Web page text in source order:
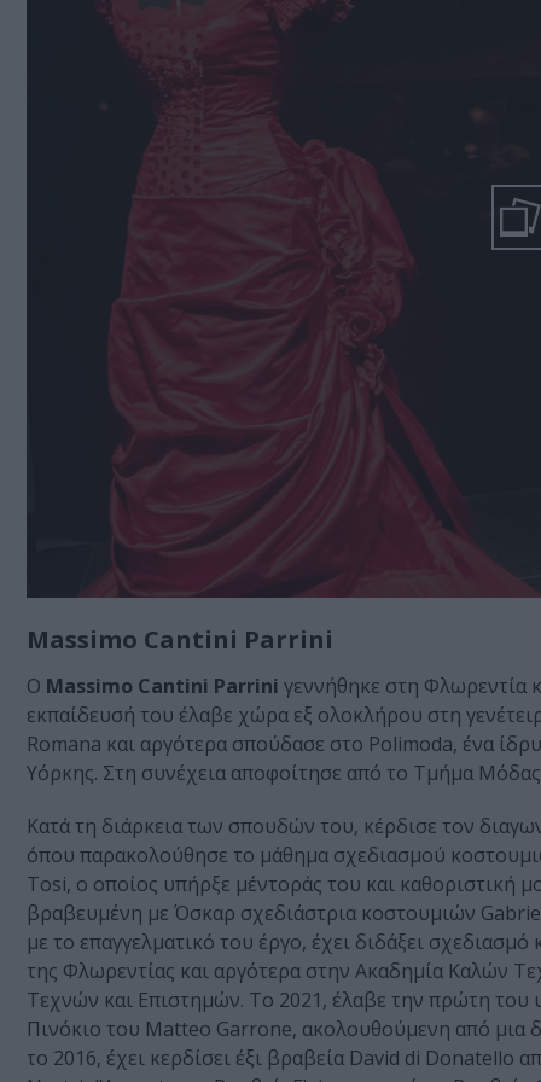
Massimo Cantini Parrini
Ο Massimo Cantini Parrini γεννήθηκε στη Φλωρεντία
εκπαίδευσή του έλαβε χώρα εξ ολοκλήρου στη
Romana και αργότερα σπούδασε στο Polimoda, ένα
Υόρκης. Στη συνέχεια αποφοίτησε από το Τμήμα
Κατά τη διάρκεια των σπουδών του, κέρδισε τον
όπου παρακολούθησε το μάθημα σχεδιασμού
Tosi, ο οποίος υπήρξε μέντοράς του και καθοριστική
βραβευμένη με Όσκαρ σχεδιάστρια κοστουμιών
με το επαγγελματικό του έργο, έχει διδάξει
της Φλωρεντίας και αργότερα στην Ακαδημία Καλών
Τεχνών και Επιστημών. Το 2021, έλαβε την πρώτη του
Πινόκιο του Matteo Garrone, ακολουθούμενη από μια
το 2016, έχει κερδίσει έξι βραβεία David di